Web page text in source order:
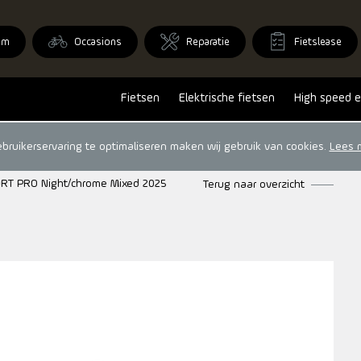
Occasions Reparatie Fietslease
Fietsen Elektrische fietsen High speed
te optimaliseren maken wij gebruik van cookies. Lees
PRO Night/chrome Mixed 2025 Terug naar overzicht